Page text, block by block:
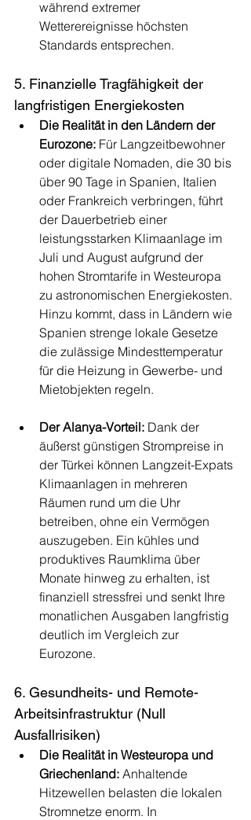
während extremer
Wetterereignisse höchsten
Standards entsprechen.
5. Finanzielle Tragfähigkeit der
langfristigen Energiekosten
Die Realität in den Ländern der
Eurozone: Für Langzeitbewohner
oder digitale Nomaden, die 30 bis
über 90 Tage in Spanien, Italien
oder Frankreich verbringen, führt
der Dauerbetrieb einer
leistungsstarken Klimaanlage im
Juli und August aufgrund der
hohen Stromtarife in Westeuropa
zu astronomischen Energiekosten.
Hinzu kommt, dass in Ländern wie
Spanien strenge lokale Gesetze
die zulässige Mindesttemperatur
für die Heizung in Gewerbe- und
Mietobjekten regeln.
Der Alanya-Vorteil: Dank der
äußerst günstigen Strompreise in
der Türkei können Langzeit-Expats
Klimaanlagen in mehreren
Räumen rund um die Uhr
betreiben, ohne ein Vermögen
auszugeben. Ein kühles und
produktives Raumklima über
Monate hinweg zu erhalten, ist
finanziell stressfrei und senkt Ihre
monatlichen Ausgaben langfristig
deutlich im Vergleich zur
Eurozone.
6. Gesundheits- und Remote-
Arbeitsinfrastruktur (Null
Ausfallrisiken)
Die Realität in Westeuropa und
Griechenland: Anhaltende
Hitzewellen belasten die lokalen
Stromnetze enorm. In